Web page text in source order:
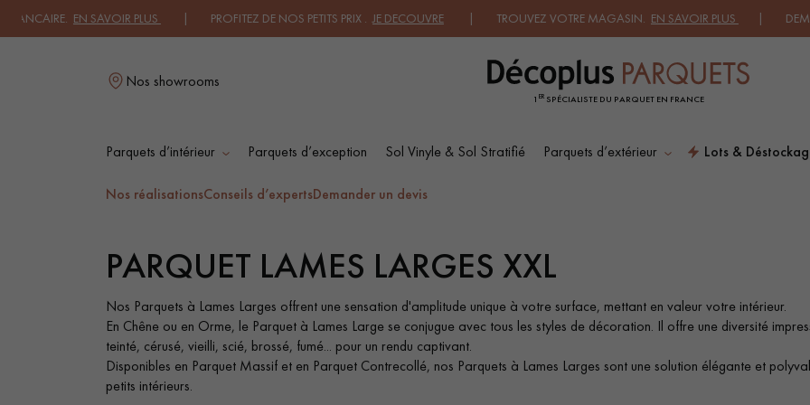
SAVOIR PLUS| PROFITEZ DE NOS PETITS PRIX .JE DECOUVRE | TROUVEZ VOTRE MAGASIN.EN SAVOIR PLUS| DEMANDEZ UN
Nos showrooms
1 ERSPÉCIALISTE DU PARQUET EN FRANCE
Parquets d’intérieur Parquets d’exception Sol Vinyle & Sol Stratifié Parquets d’extérieur Lots &
Nos réalisationsConseils d’expertsDemander un devisLES RECHERCHES LES PLUS
PARQUET MASSIF
PARQUET
CONTRECOLLÉ -
SOL PLAQUÉ BOIS
VERITABLES
PARQUET HUILÉ
PARQUET EN BOIS
BRUT
PARQUET FUMÉ
PARQUET LAMES LARGES XXL
Nos Parquets à Lames Larges offrent une sensation d'amplitude unique à votre surface, mettant en valeur votre intérieur.
En Chêne ou en Orme, le Parquet à Lames Large se conjugue avec tous les styles de décoration. Il offre une diversité
teinté, cérusé, vieilli, scié, brossé, fumé... pour un rendu captivant.
Disponibles en Parquet Massif et en Parquet Contrecollé, nos Parquets à Lames Larges sont une solution élégante et
petits intérieurs.